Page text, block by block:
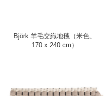
Björk 羊毛交織地毯（米色、
170 x 240 cm）